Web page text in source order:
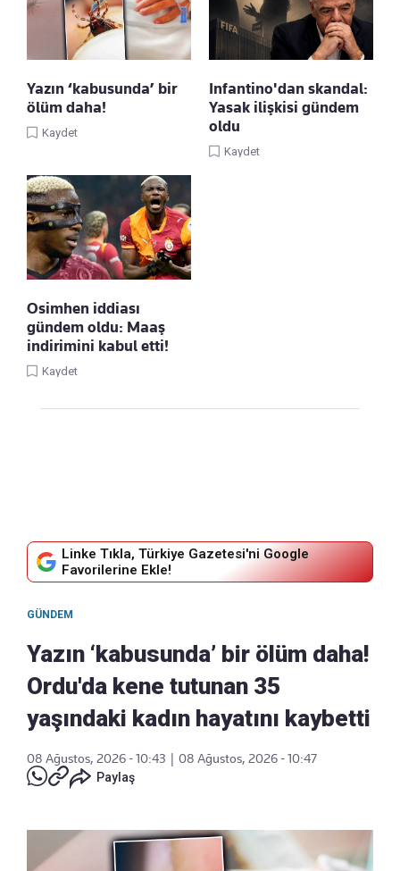
Yazın ‘kabusunda’ bir
ölüm daha!
Kaydet
Infantino'dan skandal:
Yasak ilişkisi gündem
oldu
Kaydet
Osimhen iddiası
gündem oldu: Maaş
indirimini kabul etti!
Kaydet
Linke Tıkla, Türkiye Gazetesi'ni Google
Favorilerine Ekle!
GÜNDEM
Yazın ‘kabusunda’ bir ölüm daha!
Ordu'da kene tutunan 35
yaşındaki kadın hayatını kaybetti
08 Ağustos, 2026 - 10:43
08 Ağustos, 2026 - 10:47
Paylaş